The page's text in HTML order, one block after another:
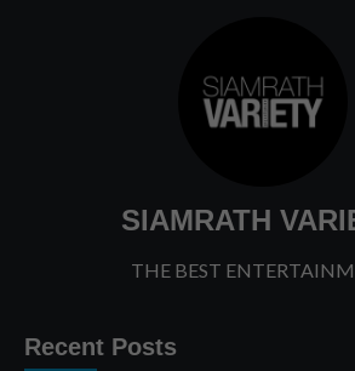
SIAMRATH
THE BEST
Recent Posts